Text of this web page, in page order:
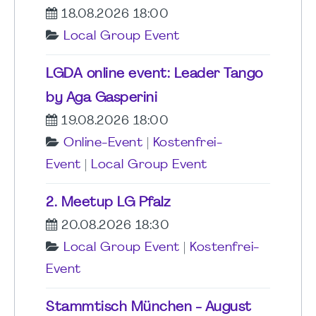
18.08.2026 18:00
Local Group Event
LGDA online event: Leader Tango
by Aga Gasperini
19.08.2026 18:00
Online-Event
Kostenfrei-
Event
Local Group Event
2. Meetup LG Pfalz
20.08.2026 18:30
Local Group Event
Kostenfrei-
Event
Stammtisch München - August